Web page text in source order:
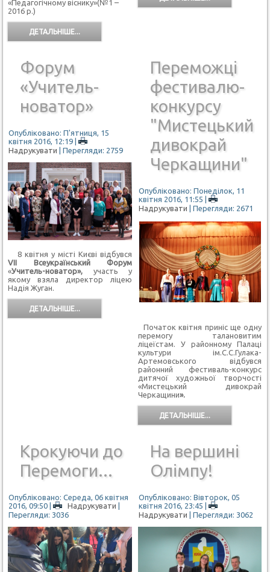
«Педагогічному віснику»(№1 –
2016 р.)
ДЕТАЛЬНІШЕ...
Форум
«Учитель-
новатор»
Опубліковано: П'ятниця, 15
квітня 2016, 12:19 |
Надрукувати | Перегляди: 2759
8 квітня у місті Києві відбувся
VІІ Всеукраїнський Форум
«Учитель-новатор», участь у
якому взяла директор ліцею
Надія Жуган.
ДЕТАЛЬНІШЕ...
Переможці
фестивалю-
конкурсу
"Мистецький
дивокрай
Черкащини"
Опубліковано: Понеділок, 11
квітня 2016, 11:55 |
Надрукувати | Перегляди: 2671
Початок квітня приніс ще одну
перемогу талановитим
ліцеїстам. У районному Палаці
культури ім.С.С.Гулака-
Артемовського відбувся
районний фестиваль-конкурс
дитячої художньої творчості
«Мистецький дивокрай
Черкащини».
ДЕТАЛЬНІШЕ...
Крокуючи до
Перемоги...
Опубліковано: Середа, 06 квітня
2016, 09:50 | Надрукувати |
Перегляди: 3036
На вершині
Олімпу!
Опубліковано: Вівторок, 05
квітня 2016, 23:45 |
Надрукувати | Перегляди: 3062